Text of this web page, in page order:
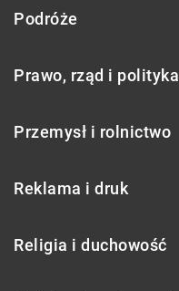
Podróże
Prawo, rząd i polityka
Przemysł i rolnictwo
Reklama i druk
Religia i duchowość